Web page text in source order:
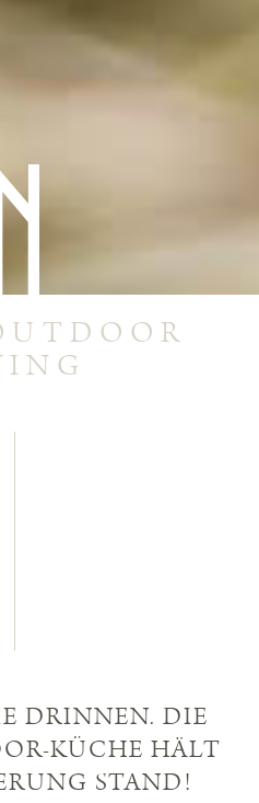
DRINNEN. DIE C
KÜCHE HÄLT J
STAND!